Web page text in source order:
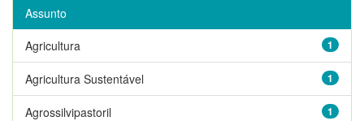
Assunto
1
Agricultura
1
Agricultura Sustentável
1
Agrossilvipastoril